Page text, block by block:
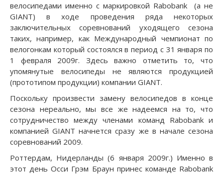
велосипедами именно с маркировкой Rabobank (а не
GIANT) в ходе проведения ряда некоторых
заключительных соревнований уходящего сезона
таких, например, как Международный чемпионат по
велогонкам который состоялся в период с 31 января по
1 февраля 2009г. Здесь важно отметить то, что
упомянутые велосипеды не являются продукцией
(прототипом продукции) компании GIANT.
Поскольку произвести замену велосипедов в конце
сезона нереально, мы все же надеемся на то, что
сотрудничество между членами команд Rabobank и
компанией GIANT начнется сразу же в начале сезона
соревнований 2009.
Роттердам, Нидерланды (6 января 2009г.) Именно в
этот день Осси Грэм Браун принес команде Rabobank